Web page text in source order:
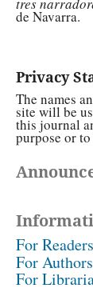
de Navarra.
Privacy
The names
site will be
this journal
purpose or
For Readers
For Authors
For